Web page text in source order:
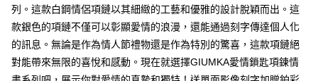
AFTEE先享後付
相關說明
【關於「AFTEE先享後付」】
AFTEE先享後付是「在收到商品之後才付款」的支付方式。 讓您購物簡單
便利好安心！
１．簡單：不需註冊會員、不需綁卡、不需儲值。
ATM付款
貨到付款
列。這款白鋼情侶項鏈以其細緻的工藝和優雅的設計脫穎而出。這
款銀色的項鏈不僅可以彰顯愛情的浪漫，還能通過刻字傳達個人化
的訊息。無論是作為情人節禮物還是作為特別的驚喜，這款項鏈絕
對能帶來無限的喜悅和感動。現在就選擇GIUMKA愛情鎖匙項鍊情